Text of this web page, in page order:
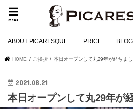
menu
ABOUT PICARESQUE PRICE BLOG
HOME ご挨拶 本日オープンして丸29年が経ちまし
2021.08.21
本日オープンして丸29年が